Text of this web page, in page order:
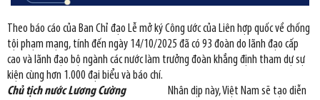
Theo báo cáo của Ban Chỉ đạo Lễ mở ký Công ước của Liên hợp quốc về chống
tội phạm mạng, tính đến ngày 14/10/2025 đã có 93 đoàn do lãnh đạo cấp
cao và lãnh đạo bộ ngành các nước làm trưởng đoàn khẳng định tham dự sự
kiện cùng hơn 1.000 đại biểu và báo chí.
Chủ tịch nước Lương Cường
Nhân dịp này, Việt Nam sẽ tạo diễn